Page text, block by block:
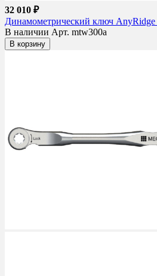
32 010 ₽
Динамометрический ключ AnyRidge
В наличии Арт. mtw300a
В корзину